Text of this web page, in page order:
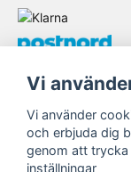
© Copyright
Vi
Vi använder
och erbjuda dig
genom att trycka
inställningar